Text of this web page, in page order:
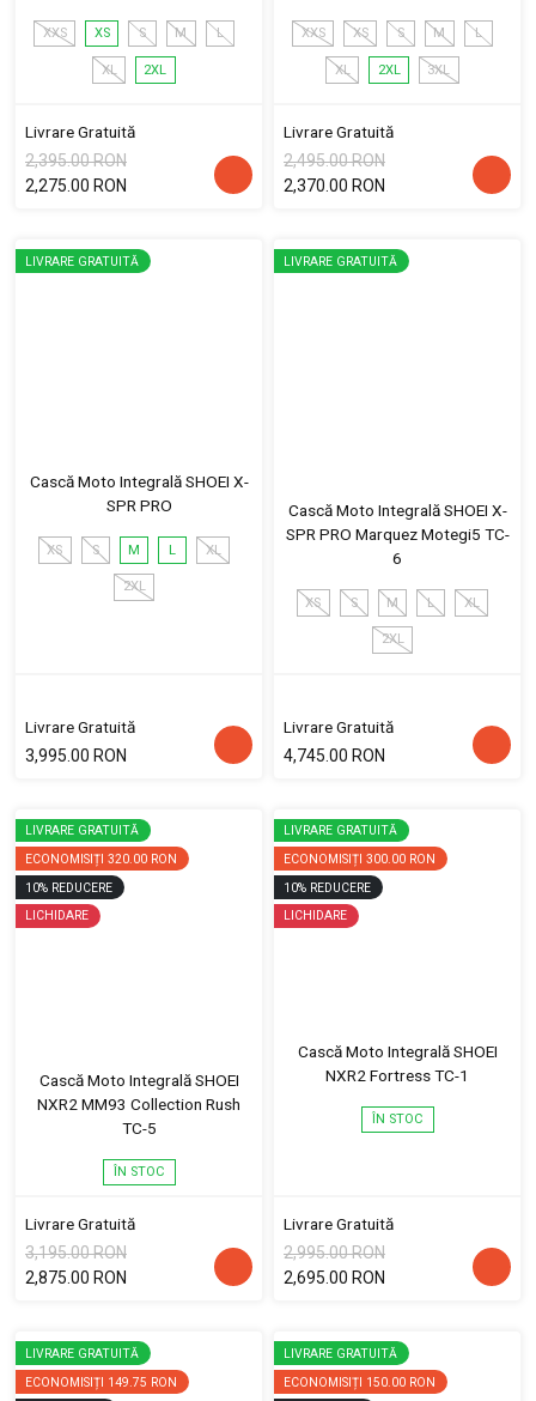
XXS XS S M L
XL 2XL
Livrare Gratuită
2,395.00 RON
2,275.00 RON
XXS XS S M L
XL 2XL 3XL
Livrare Gratuită
2,495.00 RON
2,370.00 RON
LIVRARE GRATUITĂ
Cască Moto Integrală SHOEI X-
SPR PRO
XS S M L XL
2XL
Livrare Gratuită
3,995.00 RON
LIVRARE GRATUITĂ
Cască Moto Integrală SHOEI X-
SPR PRO Marquez Motegi5 TC-
6
XS S M L XL
2XL
Livrare Gratuită
4,745.00 RON
LIVRARE GRATUITĂ
ECONOMISIȚI 320.00 RON
10% REDUCERE
LICHIDARE
Cască Moto Integrală SHOEI
NXR2 MM93 Collection Rush
TC-5
ÎN STOC
Livrare Gratuită
3,195.00 RON
2,875.00 RON
LIVRARE GRATUITĂ
ECONOMISIȚI 300.00 RON
10% REDUCERE
LICHIDARE
Cască Moto Integrală SHOEI
NXR2 Fortress TC-1
ÎN STOC
Livrare Gratuită
2,995.00 RON
2,695.00 RON
LIVRARE GRATUITĂ
ECONOMISIȚI 149.75 RON
LIVRARE GRATUITĂ
ECONOMISIȚI 150.00 RON